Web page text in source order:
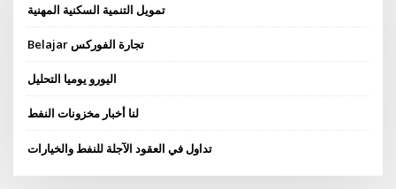
تمويل التنمية السكنية المهنية
Belajar تجارة الفوركس
اليورو يوميا التحليل
لنا أخبار مخزونات النفط
تداول في العقود الآجلة للنفط والخيارات